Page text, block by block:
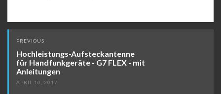
Post
navigation
PREVIOUS
Hochleistungs-Aufsteckantenne
für Handfunkgeräte - G7 FLEX - mit
Anleitungen
APRIL 10, 2017